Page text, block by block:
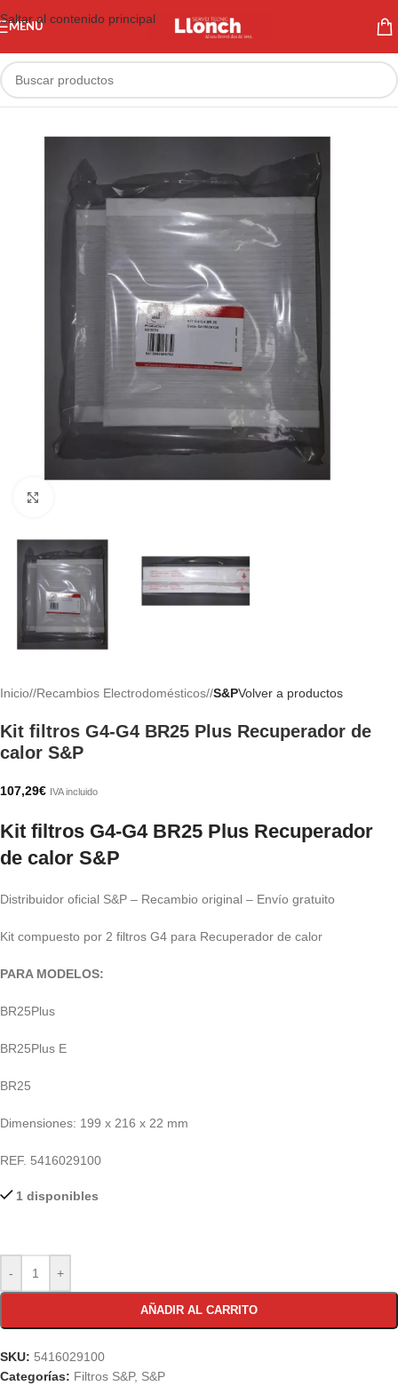
Saltar al contenido principal
MENÚ
Inicio/ Recambios Electrodomésticos/ S&PVolver a productos
Kit filtros G4-G4 BR25 Plus Recuperador de
calor S&P
107,29€ IVA incluido
Kit filtros G4-G4 BR25 Plus Recuperador
de calor S&P
Distribuidor oficial S&P – Recambio original – Envío gratuito
Kit compuesto por 2 filtros G4 para Recuperador de calor
PARA MODELOS:
BR25Plus
BR25Plus E
BR25
Dimensiones: 199 x 216 x 22 mm
REF. 5416029100
1 disponibles
- +
AÑADIR AL CARRITO
SKU: 5416029100
Categorías: Filtros S&P, S&P